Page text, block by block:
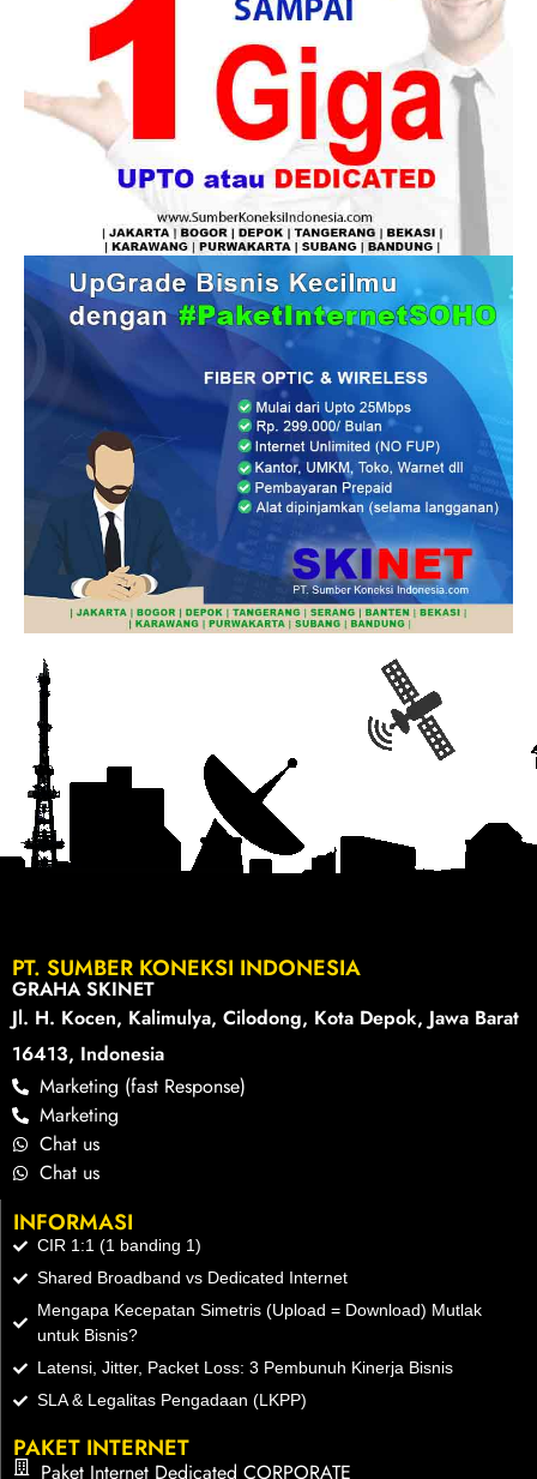
PT. SUMBER KONEKSI INDONESIA
GRAHA SKINET
Jl. H. Kocen, Kalimulya, Cilodong, Kota Depok, Jawa Barat
16413, Indonesia
Marketing (fast Response)
Marketing
Chat us
Chat us
INFORMASI
CIR 1:1 (1 banding 1)
Shared Broadband vs Dedicated Internet
Mengapa Kecepatan Simetris (Upload = Download) Mutlak
untuk Bisnis?
Latensi, Jitter, Packet Loss: 3 Pembunuh Kinerja Bisnis
SLA & Legalitas Pengadaan (LKPP)
PAKET INTERNET
Paket Internet Dedicated CORPORATE